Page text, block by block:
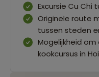
Excursie Cu Chi
Originele route
tussen steden
Mogelijkheid
kookcursus in